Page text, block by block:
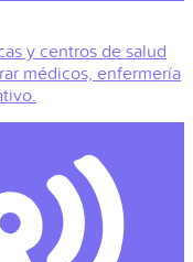
y centros de salud
médicos, enfermería